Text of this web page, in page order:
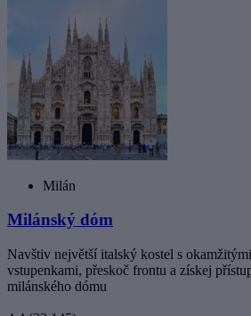
Milán
Milánský dóm
Navštiv největší italský kostel s
vstupenkami, přeskoč frontu a získej
milánského dómu